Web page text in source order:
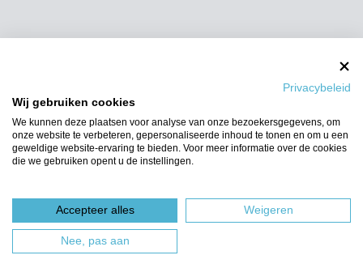
Privacybeleid
Wij gebruiken cookies
We kunnen deze plaatsen voor analyse van onze bezoekersgegevens, om
onze website te verbeteren, gepersonaliseerde inhoud te tonen en om u een
geweldige website-ervaring te bieden. Voor meer informatie over de cookies
die we gebruiken opent u de instellingen.
Accepteer alles Weigeren
Nee, pas aan